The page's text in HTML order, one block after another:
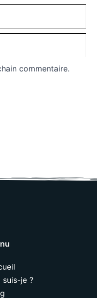
commentaire.
suis-je ?